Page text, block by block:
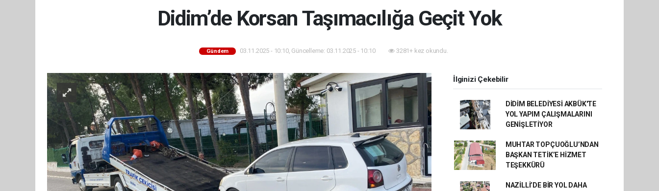
Didim’de Korsan Taşımacılığa Geçit Yok
Gündem 03.11.2025 - 10:10, Güncelleme: 03.11.2025 - 10:10 3281+ kez okundu.
İlginizi Çekebilir
DİDİM BELEDİYESİ AKBÜK'TE
YOL YAPIM ÇALIŞMALARINI
GENİŞLETİYOR
MUHTAR TOPÇUOĞLU’NDAN
BAŞKAN TETİK’E HİZMET
TEŞEKKÜRÜ
NAZİLLİ’DE BİR YOL DAHA